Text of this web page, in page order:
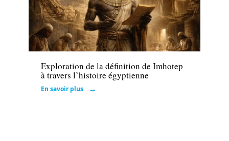
Loisirs
Exploration de la définition de Imhotep
à travers l’histoire égyptienne
En savoir plus